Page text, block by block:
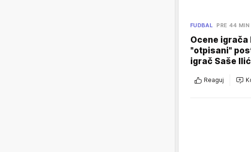
FUDBAL PRE 44 MIN
Ocene igrača
"otpisani"
igrač Saše
Reaguj